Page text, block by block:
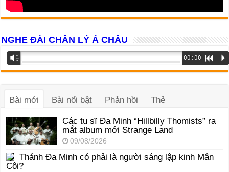
NGHE ĐÀI CHÂN LÝ Á CHÂU
Trình
phát
âm
Vm 00:00 R P
Bài mới Bài nổi bật Phản hồi Thẻ
Các tu sĩ Đa Minh “Hillbilly Thomists” ra
mắt album mới Strange Land
09/08/2026
Thánh Đa Minh có phải là người sáng lập kinh Mân
Côi?